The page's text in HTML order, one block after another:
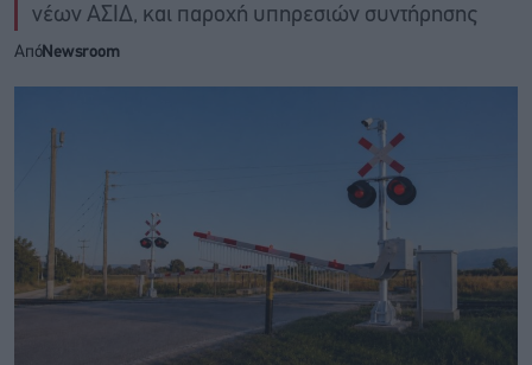
νέων ΑΣΙΔ, και παροχή υπηρεσιών συντήρησης
ΑπόNewsroom